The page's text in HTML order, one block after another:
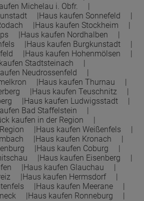
Michelau i. Obfr.
Haus kaufen Sonnefeld
Haus kaufen Stockheim
Haus kaufen Nordhalben
Haus kaufen Burgkunstadt
Haus kaufen Hohenmölsen
Stadtsteinach
Neudrossenfeld
Haus kaufen Thurnau
Haus kaufen Teuschnitz
Haus kaufen Ludwigsstadt
Bad Staffelstein
kaufen in der Region
Haus kaufen Weißenfels
Haus kaufen Kronach
Haus kaufen Coburg
Haus kaufen Eisenberg
Haus kaufen Glauchau
Haus kaufen Hermsdorf
Haus kaufen Meerane
Haus kaufen Ronneburg